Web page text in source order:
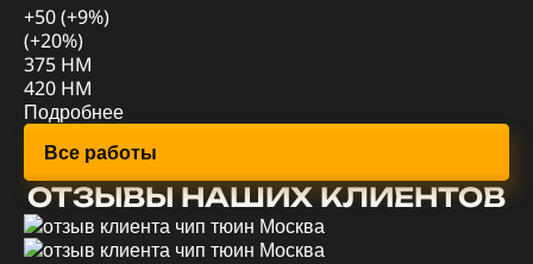
+50 (+9%)
(+20%)
375 HM
420 HM
Подробнее
Все работы
ОТЗЫВЫ НАШИХ КЛИЕНТОВ